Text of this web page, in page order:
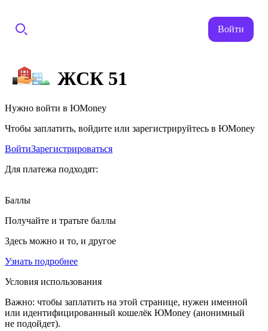
Войти
ЖСК 51
Нужно войти в ЮMoney
Чтобы заплатить, войдите или зарегистрируйтесь в ЮMoney
ВойтиЗарегистрироваться
Для платежа подходят:
Баллы
Получайте и тратьте баллы
Здесь можно и то, и другое
Узнать подробнее
Условия использования
Важно: чтобы заплатить на этой странице, нужен именной
или идентифицированный кошелёк ЮMoney (анонимный
не подойдет).